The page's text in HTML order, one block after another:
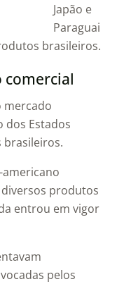
Japão e
Paraguai
brasileiros.
comercial
mercado
dos Estados
brasileiros.
produtos
entrou em vigor
pelos